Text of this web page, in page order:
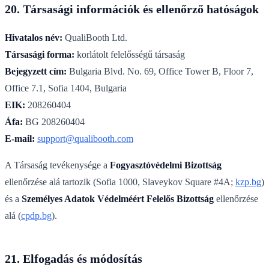
20. Társasági információk és ellenőrző hatóságok
Hivatalos név: QualiBooth Ltd.
Társasági forma: korlátolt felelősségű társaság
Bejegyzett cím: Bulgaria Blvd. No. 69, Office Tower B, Floor 7,
Office 7.1, Sofia 1404, Bulgaria
EIK: 208260404
Áfa: BG 208260404
E-mail: support@qualibooth.com
A Társaság tevékenysége a Fogyasztóvédelmi Bizottság
ellenőrzése alá tartozik (Sofia 1000, Slaveykov Square #4A; kzp.bg)
és a Személyes Adatok Védelméért Felelős Bizottság ellenőrzése
alá (cpdp.bg).
21. Elfogadás és módosítás